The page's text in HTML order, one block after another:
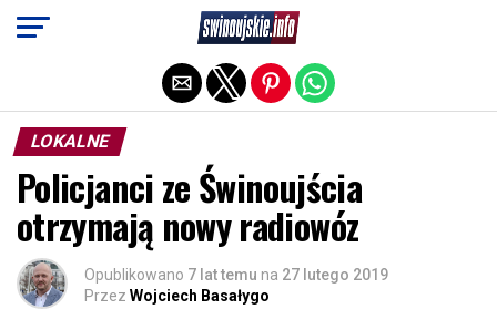
LOKALNE
Policjanci ze Świnoujścia
otrzymają nowy radiowóz
Opublikowano 7 lat temu na 27 lutego 2019
Przez Wojciech Basałygo
Exit mobile version